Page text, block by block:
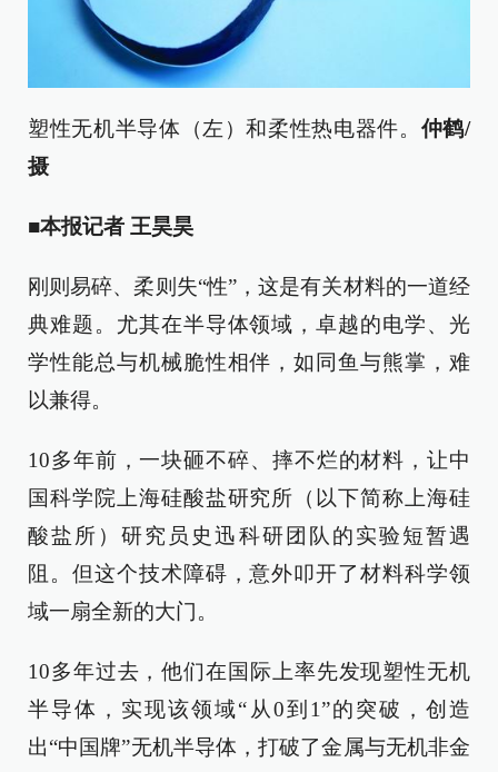
塑性无机半导体（左）和柔性热电器件。 仲鹤/
摄
■本报记者 王昊昊
刚则易碎、柔则失“性”，这是有关材料的一道经
典难题。尤其在半导体领域，卓越的电学、光
学性能总与机械脆性相伴，如同鱼与熊掌，难
以兼得。
10多年前，一块砸不碎、摔不烂的材料，让中
国科学院上海硅酸盐研究所（以下简称上海硅
酸盐所）研究员史迅科研团队的实验短暂遇
阻。但这个技术障碍，意外叩开了材料科学领
域一扇全新的大门。
10多年过去，他们在国际上率先发现塑性无机
半导体，实现该领域“从0到1”的突破，创造
出“中国牌”无机半导体，打破了金属与无机非金